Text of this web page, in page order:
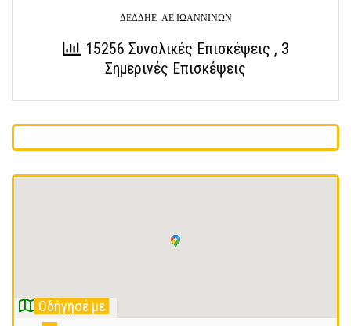
ΔΕΔΔΗΕ ΑΕ ΙΩΑΝΝΙΝΩΝ
15256 Συνολικές Επισκέψεις , 3
Σημερινές Επισκέψεις
Οδήγησέ με